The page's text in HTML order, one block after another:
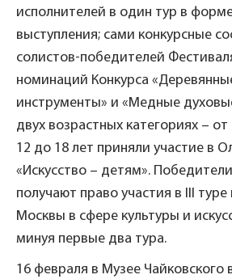
исполнителей в один тур в
выступления; сами конкурсные
солистов-победителей
номинаций Конкурса
инструменты» и «Медные
двух возрастных категориях –
12 до 18 лет приняли участие в
«Искусство – детям».
получают право участия в III
Москвы в сфере культуры и
минуя первые два тура.
16 февраля в Музее